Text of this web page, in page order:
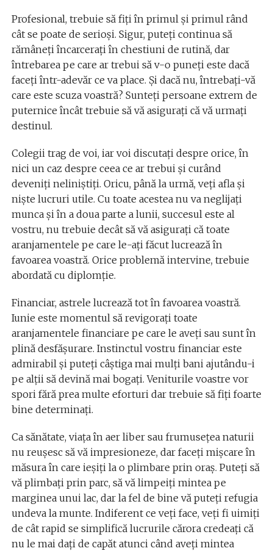
Profesional, trebuie să fiţi în primul şi primul rând
cât se poate de serioşi. Sigur, puteți continua să
rămâneţi încarceraţi în chestiuni de rutină, dar
întrebarea pe care ar trebui să v-o puneţi este dacă
faceţi într-adevăr ce va place. Și dacă nu, întrebaţi-vă
care este scuza voastră? Sunteţi persoane extrem de
puternice încât trebuie să vă asiguraţi că vă urmaţi
destinul.
Colegii trag de voi, iar voi discutaţi despre orice, în
nici un caz despre ceea ce ar trebui şi curând
deveniţi neliniştiţi. Oricu, până la urmă, veţi afla şi
nişte lucruri utile. Cu toate acestea nu va neglijaţi
munca şi în a doua parte a lunii, succesul este al
vostru, nu trebuie decât să vă asiguraţi că toate
aranjamentele pe care le-aţi făcut lucrează în
favoarea voastră. Orice problemă intervine, trebuie
abordată cu diplomţie.
Financiar, astrele lucrează tot în favoarea voastră.
Iunie este momentul să revigoraţi toate
aranjamentele financiare pe care le aveţi sau sunt în
plină desfășurare. Instinctul vostru financiar este
admirabil și puteți câștiga mai mulți bani ajutându-i
pe alții să devină mai bogați. Veniturile voastre vor
spori fără prea multe eforturi dar trebuie să fiţi foarte
bine determinaţi.
Ca sănătate, viaţa în aer liber sau frumusețea naturii
nu reușesc să vă impresioneze, dar faceţi mişcare în
măsura în care ieşiţi la o plimbare prin oraş. Puteţi să
vă plimbaţi prin parc, să vă limpeiţi mintea pe
marginea unui lac, dar la fel de bine vă puteţi refugia
undeva la munte. Indiferent ce veţi face, veți fi uimiți
de cât rapid se simplifică lucrurile cărora credeaţi că
nu le mai daţi de capăt atunci când aveţi mintea